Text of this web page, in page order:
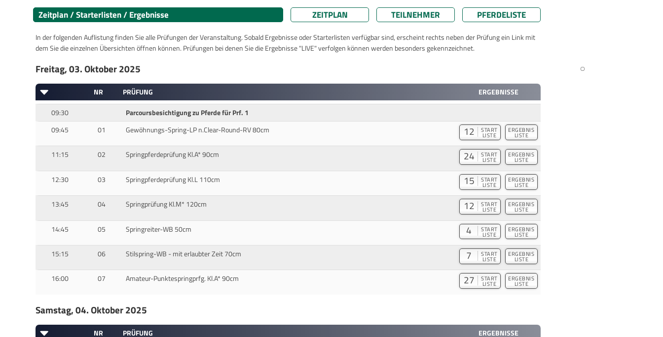
Zeitplan / Starterlisten / Ergebnisse ZEITPLAN TEILNEHMER PFERDELISTE
In der folgenden Auflistung finden Sie alle Prüfungen der Veranstaltung. Sobald Ergebnisse oder Starterlisten verfügbar sind, erscheint rechts neben der Prüfung ein Link mit
dem Sie die einzelnen Übersichten öffnen können. Prüfungen bei denen Sie die Ergebnisse "LIVE" verfolgen können werden besonders gekennzeichnet.
Freitag, 03. Oktober 2025
NR PRÜFUNG
ERGEBNISSE
09:30
Parcoursbesichtigung zu Pferde für Prf. 1
09:45
01 Gewöhnungs-Spring-LP n.Clear-Round-RV 80cm 12 START
LISTE
ERGEBNIS
LISTE
11:15 02 Springpferdeprüfung Kl.A* 90cm 24 START
LISTE
ERGEBNIS
LISTE
12:30 03 Springpferdeprüfung Kl.L 110cm 15 START
LISTE
ERGEBNIS
LISTE
13:45 04 Springprüfung Kl.M* 120cm 12 START
LISTE
ERGEBNIS
LISTE
14:45 05 Springreiter-WB 50cm 4 START
LISTE
ERGEBNIS
LISTE
15:15 06 Stilspring-WB - mit erlaubter Zeit 70cm 7 START
LISTE
ERGEBNIS
LISTE
16:00 07 Amateur-Punktespringprfg. Kl.A* 90cm 27 START
LISTE
ERGEBNIS
LISTE
Samstag, 04. Oktober 2025
NR PRÜFUNG
ERGEBNISSE